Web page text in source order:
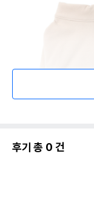
후기 총 0 건